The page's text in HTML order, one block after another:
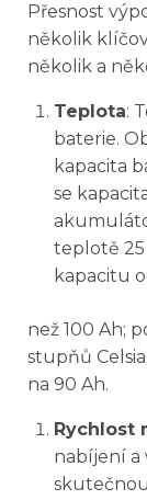
Přesnost
několik
několik a
Teplota:
baterie.
kapacita
se
teplotě
kapacitu
než 100 Ah;
stupňů
na 90 Ah.
Rychlost
nabíjení a